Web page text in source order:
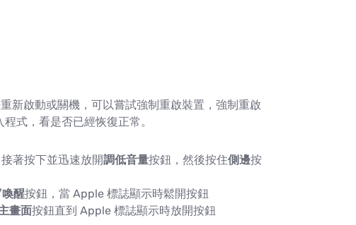
新啟動或關機，可以嘗試強制重啟裝置，強制重啟
式，看是否已經恢復正常。
著按下並迅速放開調低音量按鈕，然後按住側邊按
醒按鈕，當 Apple 標誌顯示時鬆開按鈕
畫面按鈕直到 Apple 標誌顯示時放開按鈕